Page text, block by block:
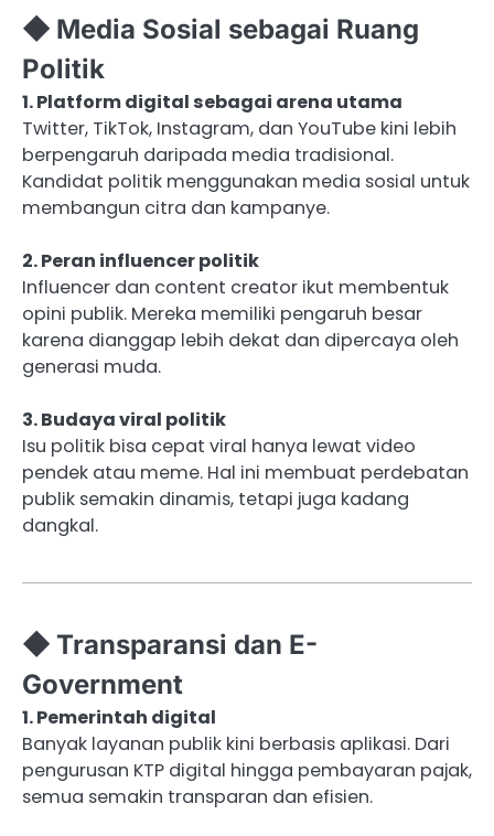
◆ Media Sosial sebagai Ruang
Politik
1. Platform digital sebagai arena utama
Twitter, TikTok, Instagram, dan YouTube kini lebih
berpengaruh daripada media tradisional.
Kandidat politik menggunakan media sosial untuk
membangun citra dan kampanye.
2. Peran influencer politik
Influencer dan content creator ikut membentuk
opini publik. Mereka memiliki pengaruh besar
karena dianggap lebih dekat dan dipercaya oleh
generasi muda.
3. Budaya viral politik
Isu politik bisa cepat viral hanya lewat video
pendek atau meme. Hal ini membuat perdebatan
publik semakin dinamis, tetapi juga kadang
dangkal.
◆ Transparansi dan E-
Government
1. Pemerintah digital
Banyak layanan publik kini berbasis aplikasi. Dari
pengurusan KTP digital hingga pembayaran pajak,
semua semakin transparan dan efisien.